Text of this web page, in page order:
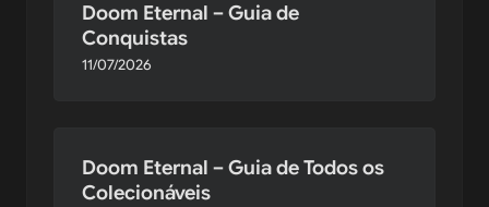
Doom Eternal – Guia de
Conquistas
11/07/2026
Doom Eternal – Guia de Todos os
Colecionáveis